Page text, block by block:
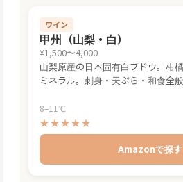
ワイン
甲州（山梨・白）
¥1,500〜4,000
山梨原産の日本固有白ブドウ。柑
ミネラル。刺身・天ぷら・和食全
8–11℃
★★★★★
Amazonで探